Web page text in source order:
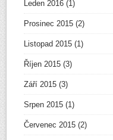
Leden 2016 (1)
Prosinec 2015 (2)
Listopad 2015 (1)
Říjen 2015 (3)
Září 2015 (3)
Srpen 2015 (1)
Červenec 2015 (2)